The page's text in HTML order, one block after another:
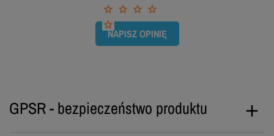
NAPISZ OPINIĘ
GPSR - bezpieczeństwo produktu